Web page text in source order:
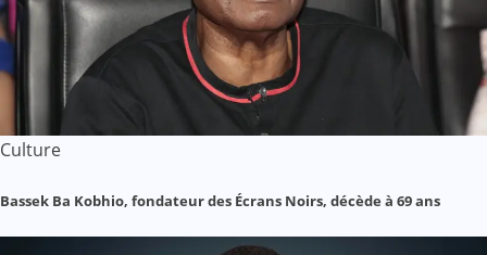
Culture
Bassek Ba Kobhio, fondateur des Écrans Noirs, décède à 69 ans